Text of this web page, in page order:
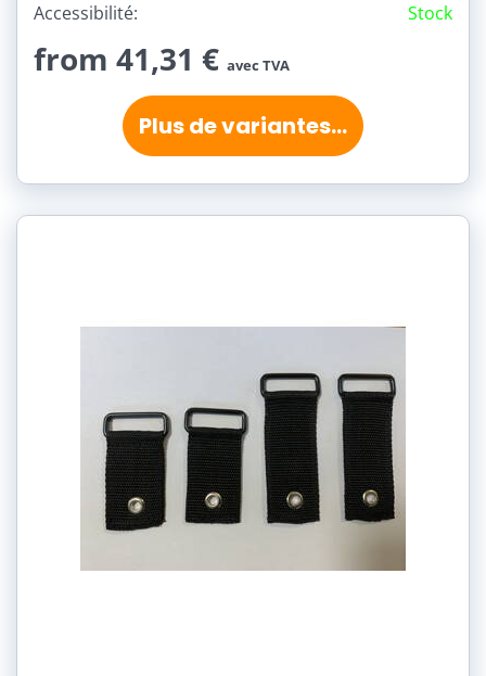
Accessibilité: Stock
from 41,31 € avec TVA
Plus de variantes...